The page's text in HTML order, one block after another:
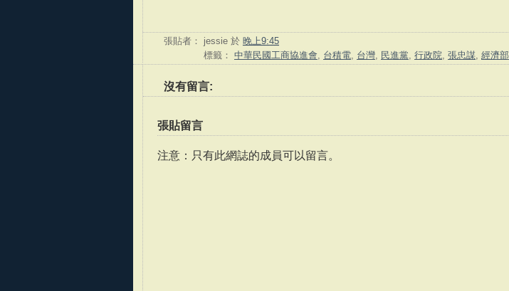
張貼者： jessie 於 晚上9:45
標籤： 中華民國工商協進會 台積電 台灣 民進黨 行政院 張忠謀 經濟部
沒有留言:
張貼留言
注意：只有此網誌的成員可以留言。